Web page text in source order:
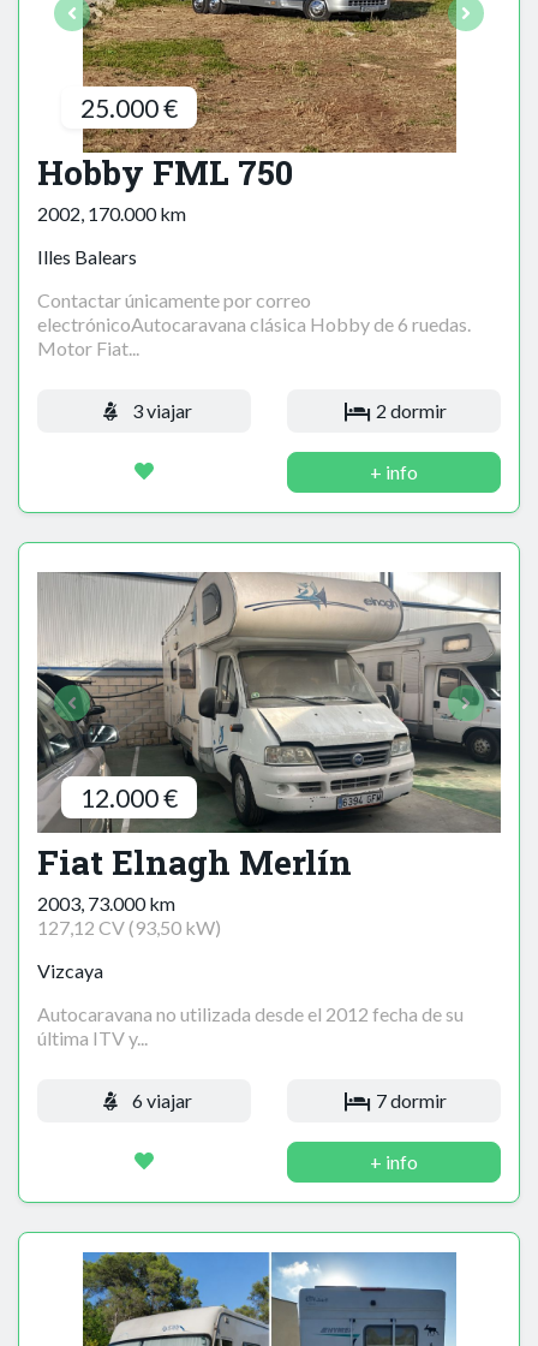
25.000 €
Hobby FML 750
2002, 170.000 km
Illes Balears
Contactar únicamente por correo
electrónicoAutocaravana clásica Hobby de 6 ruedas.
Motor Fiat...
3 viajar 2 dormir
+ info
12.000 €
Fiat Elnagh Merlín
2003, 73.000 km
127,12 CV (93,50 kW)
Vizcaya
Autocaravana no utilizada desde el 2012 fecha de su
última ITV y...
6 viajar 7 dormir
+ info